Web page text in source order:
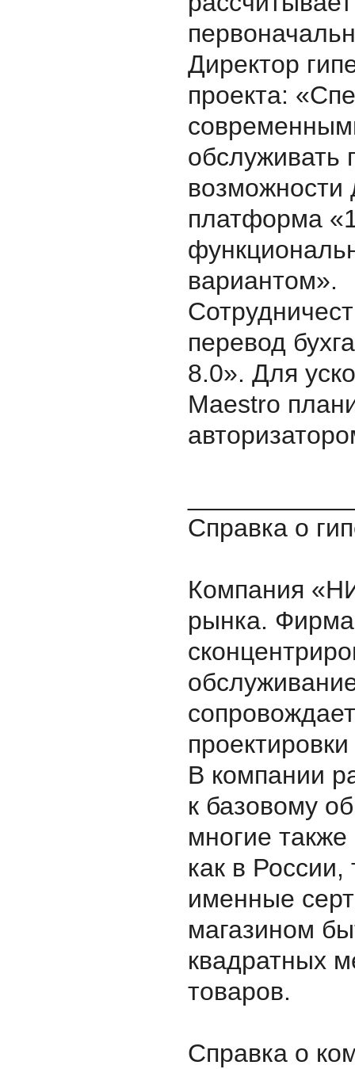
Директор
проекта:
обслуживать
возможности
платформа
вариантом».
перевод
8.0». Для
Maestro
Справка о
Компания
рынка. Фирма
В компании
к базовому
многие
как в
именные
магазином
квадратных
товаров.
Справка о